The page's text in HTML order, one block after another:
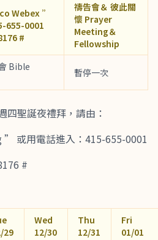
Webex ”
655-0001
#
禱告會＆ 彼此關
懷 Prayer
Meeting＆
Fellowship
Bible
暫停一次
四聖誕夜禮拜，請由：
” 或用電話進入：415-655-0001
#
29
Wed
12/30
Thu
12/31
Fri
01/01